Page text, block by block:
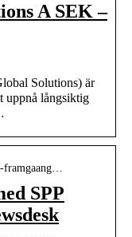
A SEK –
Solutions) är
uppnå långsiktig
framgaang…
SPP